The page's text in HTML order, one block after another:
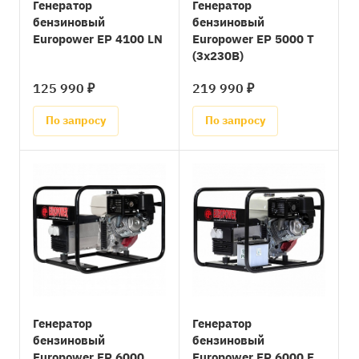
Генератор
бензиновый
Europower ЕР 4100 LN
125 990 ₽
По запросу
Генератор
бензиновый
Europower EP 5000 T
(3х230В)
219 990 ₽
По запросу
Генератор
бензиновый
Генератор
бензиновый